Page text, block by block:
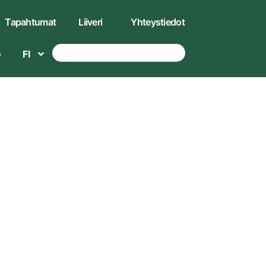
Tapahtumat Liiveri Yhteystiedot
FI